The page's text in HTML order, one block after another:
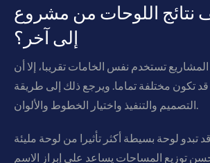
نتائج اللوحات من مشروع
إلى آخر؟
تستخدم نفس الخامات تقريبا، إلا أن
قد تكون مختلفة تماما. ويرجع ذلك إلى طريقة
التصميم والتنفيذ واختيار الخطوط والألوان.
تبدو لوحة بسيطة أكثر تأثيرا من لوحة مليئة
توزيع المساحات يساعد على إبراز الاسم